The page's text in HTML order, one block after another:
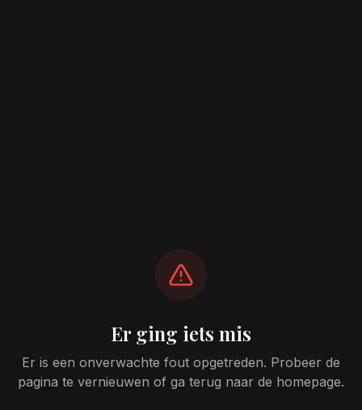
Er ging iets mis
Er is een onverwachte fout opgetreden. Probeer de
pagina te vernieuwen of ga terug naar de homepage.